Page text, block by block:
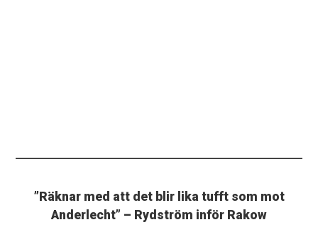
”Räknar med att det blir lika tufft som mot
Anderlecht” – Rydström inför Rakow